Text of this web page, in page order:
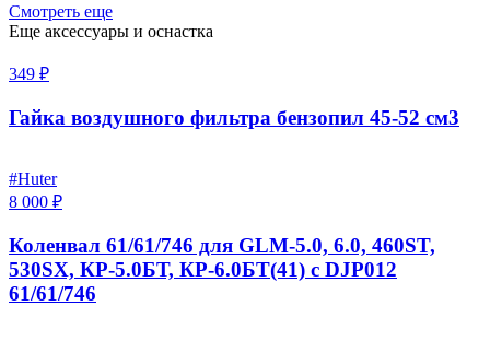
Смотреть еще
Еще аксессуары и оснастка
349 ₽
Гайка воздушного фильтра бензопил 45-52 см3
#Huter
8 000 ₽
Коленвал 61/61/746 для GLM-5.0, 6.0, 460ST,
530SX, КР-5.0БТ, КР-6.0БТ(41) с DJP012
61/61/746